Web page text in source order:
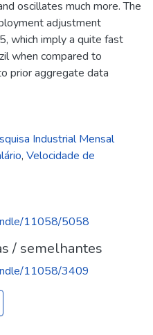
oscillates much more. The
adjustment
which imply a quite fast
when compared to
prior aggregate data
Industrial Mensal
, Velocidade de
11058/5058
/ semelhantes
11058/3409